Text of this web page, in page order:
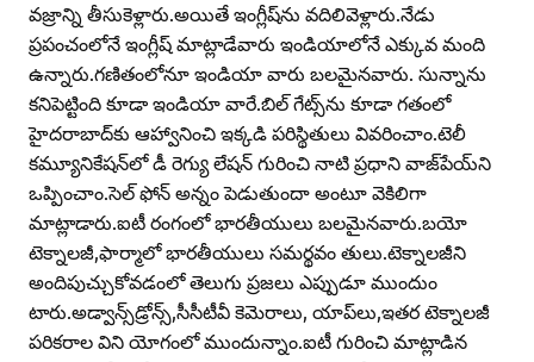
వజ్రాన్ని తీసుకెళ్లారు.అయితే ఇంగ్లీష్‌ను వదిలివెళ్లారు.నేడు
ప్రపంచంలోనే ఇంగ్లీష్‌ మాట్లాడేవారు ఇండియాలోనే ఎక్కువ మంది
ఉన్నారు.గణితంలోనూ ఇండియా వారు బలమైనవారు. సున్నాను
కనిపెట్టింది కూడా ఇండియా వారే.బిల్‌ గేట్స్‌ను కూడా గతంలో
హైదరాబాద్‌కు ఆహ్వానించి ఇక్కడి పరిస్థితులు వివరించాం.టెలీ
కమ్యూనికేషన్‌లో డీ రెగ్యు లేషన్‌ గురించి నాటి ప్రధాని వాజ్‌పేయ్‌ని
ఒప్పించాం.సెల్‌ ఫోన్‌ అన్నం పెడుతుందా అంటూ వెకిలిగా
మాట్లాడారు.ఐటీ రంగంలో భారతీయులు బలమైనవారు.బయో
టెక్నాలజీ,ఫార్మాలో భారతీయులు సమర్థవం తులు.టెక్నాలజీని
అందిపుచ్చుకోవడంలో తెలుగు ప్రజలు ఎప్పుడూ ముందుం
టారు.అడ్వాన్స్‌డ్రోన్స్‌,సీసీటీవీ కెమెరాలు, యాప్‌లు,ఇతర టెక్నాలజీ
పరికరాల విని యోగంలో ముందున్నాం.ఐటీ గురించి మాట్లాడిన